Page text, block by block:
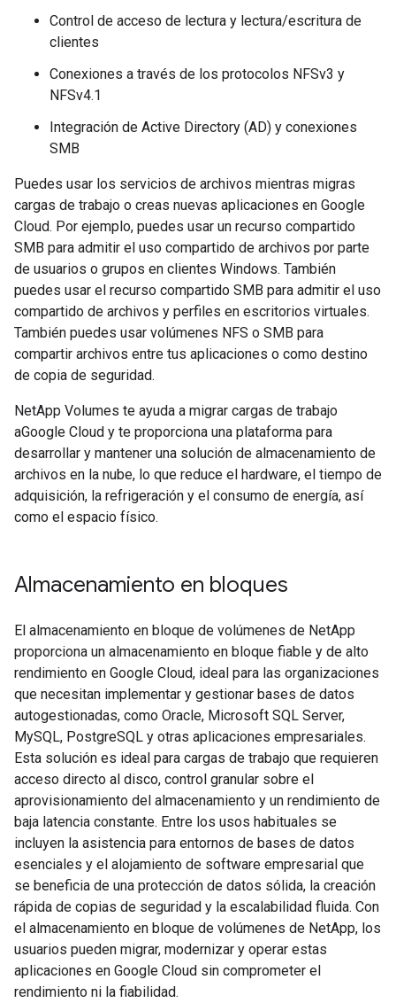
Control de acceso de lectura y lectura/escritura de
clientes
Conexiones a través de los protocolos NFSv3 y
NFSv4.1
Integración de Active Directory (AD) y conexiones
SMB
Puedes usar los servicios de archivos mientras migras
cargas de trabajo o creas nuevas aplicaciones en Google
Cloud. Por ejemplo, puedes usar un recurso compartido
SMB para admitir el uso compartido de archivos por parte
de usuarios o grupos en clientes Windows. También
puedes usar el recurso compartido SMB para admitir el uso
compartido de archivos y perfiles en escritorios virtuales.
También puedes usar volúmenes NFS o SMB para
compartir archivos entre tus aplicaciones o como destino
de copia de seguridad.
NetApp Volumes te ayuda a migrar cargas de trabajo
aGoogle Cloud y te proporciona una plataforma para
desarrollar y mantener una solución de almacenamiento de
archivos en la nube, lo que reduce el hardware, el tiempo de
adquisición, la refrigeración y el consumo de energía, así
como el espacio físico.
Almacenamiento en bloques
El almacenamiento en bloque de volúmenes de NetApp
proporciona un almacenamiento en bloque fiable y de alto
rendimiento en Google Cloud, ideal para las organizaciones
que necesitan implementar y gestionar bases de datos
autogestionadas, como Oracle, Microsoft SQL Server,
MySQL, PostgreSQL y otras aplicaciones empresariales.
Esta solución es ideal para cargas de trabajo que requieren
acceso directo al disco, control granular sobre el
aprovisionamiento del almacenamiento y un rendimiento de
baja latencia constante. Entre los usos habituales se
incluyen la asistencia para entornos de bases de datos
esenciales y el alojamiento de software empresarial que
se beneficia de una protección de datos sólida, la creación
rápida de copias de seguridad y la escalabilidad fluida. Con
el almacenamiento en bloque de volúmenes de NetApp, los
usuarios pueden migrar, modernizar y operar estas
aplicaciones en Google Cloud sin comprometer el
rendimiento ni la fiabilidad.